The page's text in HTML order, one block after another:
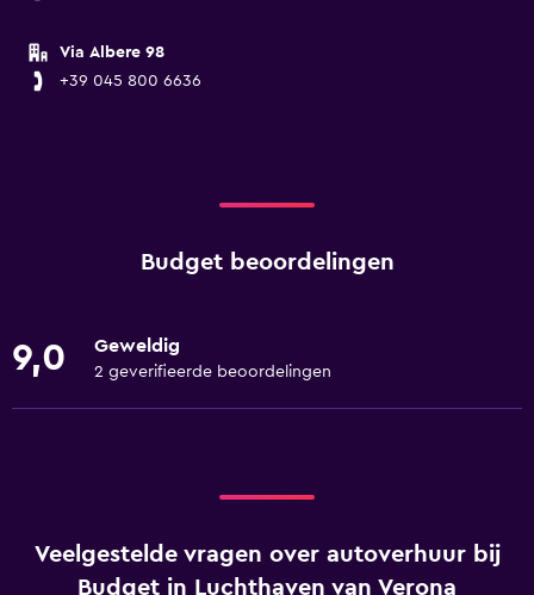
Via Albere 98
+39 045 800 6636
Budget beoordelingen
9,0 Geweldig
2 geverifieerde beoordelingen
Veelgestelde vragen over autoverhuur bij
Budget in Luchthaven van Verona